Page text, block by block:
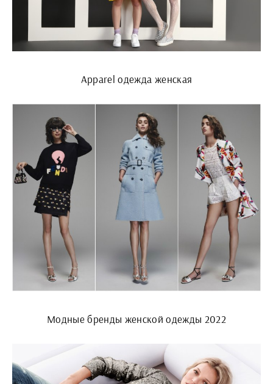
Apparel одежда женская
Модные бренды женской одежды 2022